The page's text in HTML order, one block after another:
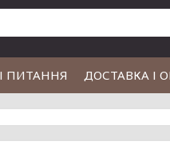
ПИТАННЯ ДОСТАВКА І